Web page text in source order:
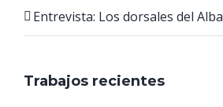
Entrevista: Los dorsales del Alba
Trabajos recientes